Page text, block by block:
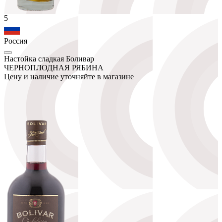
5
Россия
Настойка сладкая Боливар
ЧЕРНОПЛОДНАЯ РЯБИНА
Цену и наличие уточняйте в магазине